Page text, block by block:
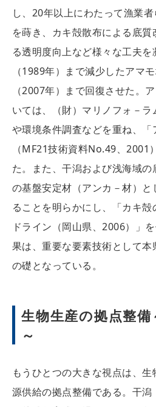
し、20年以上にわたって漁業
を蒔き、カキ殻散布による底質
る透明度向上など様々な工夫
（1989年）まで減少したアマ
（2007年）まで回復させた。
いては、（財）マリノフォ－
や環境条件調査などを重ね、
（MF21技術資料No.49、2001
た。また、干潟および浅海域
の基盤安定材（アンカ－材）
ることを明らかにし、「カキ殻
ドライン（岡山県、2006）」
果は、重要な要素技術として
の礎となっている。
生物生産の拠点整
～
もうひとつの大きな視点は、
源供給の拠点整備である。干